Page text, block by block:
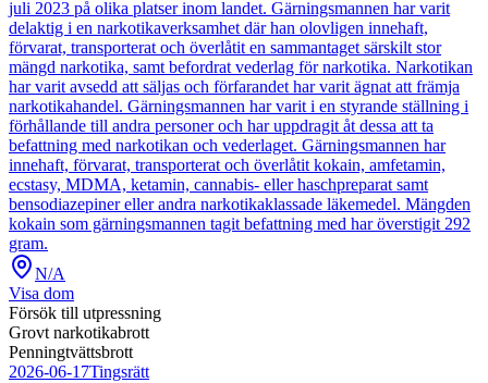
juli 2023 på olika platser inom landet. Gärningsmannen har varit
delaktig i en narkotikaverksamhet där han olovligen innehaft,
förvarat, transporterat och överlåtit en sammantaget särskilt stor
mängd narkotika, samt befordrat vederlag för narkotika. Narkotikan
har varit avsedd att säljas och förfarandet har varit ägnat att främja
narkotikahandel. Gärningsmannen har varit i en styrande ställning i
förhållande till andra personer och har uppdragit åt dessa att ta
befattning med narkotikan och vederlaget. Gärningsmannen har
innehaft, förvarat, transporterat och överlåtit kokain, amfetamin,
ecstasy, MDMA, ketamin, cannabis- eller haschpreparat samt
bensodiazepiner eller andra narkotikaklassade läkemedel. Mängden
kokain som gärningsmannen tagit befattning med har överstigit 292
gram.
N/A
Visa dom
Försök till utpressning
Grovt narkotikabrott
Penningtvättsbrott
2026-06-17Tingsrätt